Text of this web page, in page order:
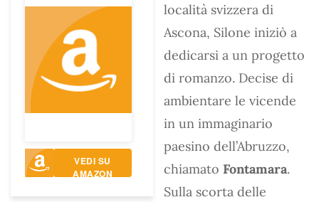
VEDI SU
AMAZON
località svizzera di
Ascona, Silone iniziò a
dedicarsi a un progetto
di romanzo. Decise di
ambientare le vicende
in un immaginario
paesino dell’Abruzzo,
chiamato Fontamara.
Sulla scorta delle